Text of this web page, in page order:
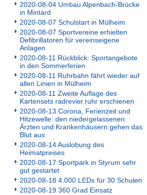
2020-08-04 Umbau Alpenbach-Brücke
in Mintard
2020-08-07 Schulstart in Mülheim
2020-08-07 Sportvereine erhielten
Defibrillatoren für vereinseigene
Anlagen
2020-08-11 Rückblick: Sportangebote
in den Sommerferien
2020-08-11 Ruhrbahn fährt wieder auf
allen Linien in Mülheim
2020-08-11 Zweite Auflage des
Kartensets radrevier.ruhr erschienen
2020-08-13 Corona, Ferienzeit und
Hitzewelle: den niedergelassenen
Ärzten und Krankenhäusern gehen das
Blut aus
2020-08-14 Auslobung des
Heimatpreises
2020-08-17 Sportpark in Styrum sehr
gut gestartet
2020-08-18 4.000 LEDs für 30 Schulen
2020-08-19 360 Grad Einsatz